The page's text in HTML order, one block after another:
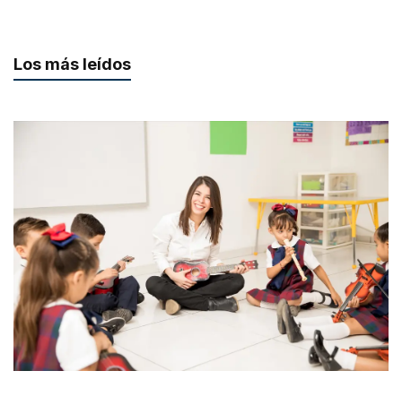
Los más leídos